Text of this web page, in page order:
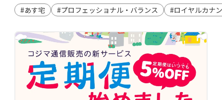
#あす宅 #プロフェッショナル・バランス #ロイヤルカナン